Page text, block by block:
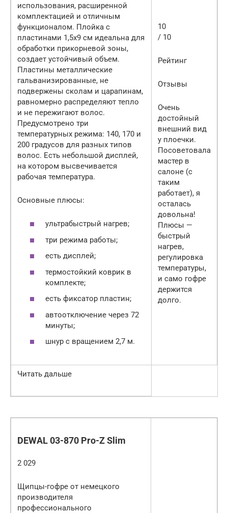
использования, расширенной
комплектацией и отличным
функционалом. Плойка с
пластинами 1,5х9 см идеальна для
обработки прикорневой зоны,
создает устойчивый объем.
Пластины металлические
гальванизированные, не
подвержены сколам и царапинам,
равномерно распределяют тепло
и не пережигают волос.
Предусмотрено три
температурных режима: 140, 170 и
200 градусов для разных типов
волос. Есть небольшой дисплей,
на котором высвечивается
рабочая температура.
Основные плюсы:
ультрабыстрый нагрев;
три режима работы;
есть дисплей;
термостойкий коврик в
комплекте;
есть фиксатор пластин;
автоотключение через 72
минуты;
шнур с вращением 2,7 м.
10
/ 10
Рейтинг
Отзывы
Очень
достойный
внешний вид
у плоечки.
Посоветовала
мастер в
салоне (с
таким
работает), я
осталась
довольна!
Плюсы —
быстрый
нагрев,
регулировка
температуры,
и само гофре
держится
долго.
Читать дальше
DEWAL 03-870 Pro-Z Slim
2 029
Щипцы-гофре от немецкого
производителя
профессионального